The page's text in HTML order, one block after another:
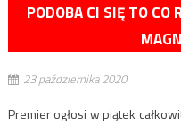
PODOBA CI SIĘ TO CO
23 października 2020
Premier ogłosi w piątek